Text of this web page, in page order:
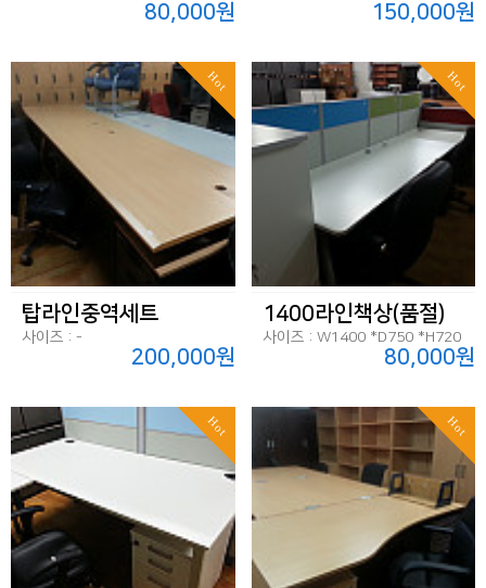
80,000원 150,000원
Hot
탑라인중역세트
사이즈 : -
200,000원
Hot
1400라인책상(품절)
사이즈 : W1400 *D750 *H720
80,000원
Hot Hot